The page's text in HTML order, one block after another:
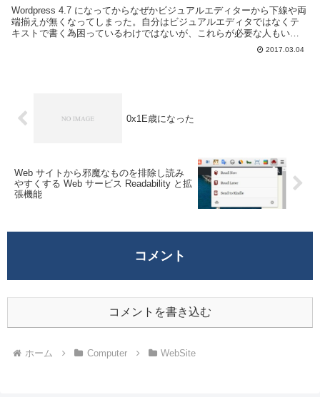
and justify
Wordpress 4.7 になってからなぜかビジュアルエディターから下線や両
端揃えが無くなってしまった。自分はビジュアルエディタではなくテ
キストで書く為困っているわけではないが、これらが必要な人もいる
2017.03.04
0x1E歳になった
Web サイトから邪魔なものを排除し読み
やすくする Web サービス Readability と拡
張機能
コメント
コメントを書き込む
ホーム Computer WebSite